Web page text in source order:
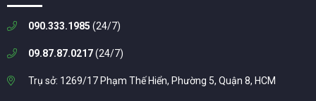
090.333.1985 (24/7)
09.87.87.0217(24/7)
Trụ sở: 1269/17 Phạm Thế Hiển, Phường 5, Quận 8, HCM